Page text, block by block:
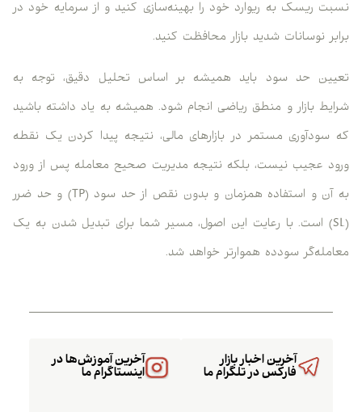
نسبت ریسک به ریوارد خود را بهینه‌سازی کنید و از سرمایه خود در
برابر نوسانات شدید بازار محافظت کنید.
تعیین حد سود باید همیشه بر اساس تحلیل دقیق، توجه به
شرایط بازار و منطق ریاضی انجام شود. همیشه به یاد داشته باشید
که سودآوری مستمر در بازارهای مالی، نتیجه پیدا کردن یک نقطه
ورود عجیب نیست، بلکه نتیجه مدیریت صحیح معامله پس از ورود
به آن و استفاده همزمان و بدون نقص از حد سود (TP) و حد ضرر
(SL) است. با رعایت این اصول، مسیر شما برای تبدیل شدن به یک
معامله‌گر سودده هموارتر خواهد شد.
آخرین آموزش‌ها در
اینستاگرام ما
آخرین اخبار بازار
فارکس در تلگرام ما